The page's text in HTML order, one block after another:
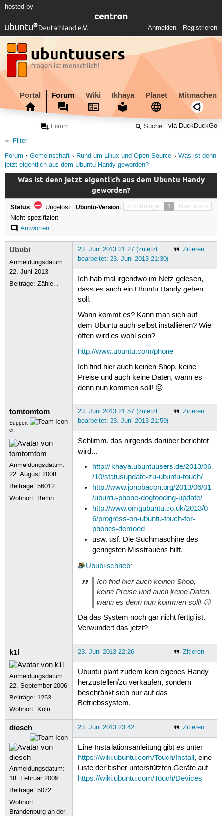
hosted by
Anmelden Registrieren
Portal Forum Wiki Ikhaya Planet Mitmachen
via DuckDuckGo
Filter
Forum
Gemeinschaft Rund um Linux und Open Source
Was ist denn
jetzt eigentlich aus dem Ubuntu Handy geworden?
Was ist denn jetzt eigentlich aus dem Ubuntu Handy
geworden?
« Vorherige 1 Nächste »
Status: Ungelöst | Ubuntu-Version:
Nicht spezifiziert
Antworten|
Ububi
Anmeldungsdatum:
22. Juni 2013
Beiträge:Zähle...
Zitieren
23. Juni 2013 21:27 (zuletzt
bearbeitet: 23. Juni 2013 21:30)
Ich hab mal irgendwo im Netz gelesen,
dass es auch ein Ubuntu Handy geben
soll.
Wann kommt es? Kann man sich auf
dem Ubuntu auch selbst installieren? Wie
offen wird es wohl sein?
http://www.ubuntu.com/phone
Ich find hier auch keinen Shop, keine
Preise und auch keine Daten, wann es
denn nun kommen soll! ☹
tomtomtom
Support
er
Anmeldungsdatum:
22. August 2008
Beiträge:56012
Wohnort: Berlin
Zitieren
23. Juni 2013 21:57 (zuletzt
bearbeitet: 23. Juni 2013 21:59)
Schlimm, das nirgends darüber berichtet
wird...
http://ikhaya.ubuntuusers.de/2013/06
/10/statusupdate-zu-ubuntu-touch/
http://www.jonobacon.org/2013/06/01
/ubuntu-phone-dogfooding-update/
http://www.omgubuntu.co.uk/2013/0
6/progress-on-ubuntu-touch-for-
phones-demoed
usw. usf. Die Suchmaschine des
geringsten Misstrauens hilft.
Ububi schrieb:
Ich find hier auch keinen Shop,
keine Preise und auch keine Daten,
wann es denn nun kommen soll! ☹
Da das System noch gar nicht fertig ist:
Verwundert das jetzt?
k1l
Anmeldungsdatum:
22. September 2006
Beiträge: 1253
Wohnort: Köln
Zitieren
23. Juni 2013 22:26
Ubuntu plant zudem kein eigenes Handy
herzustellen/zu verkaufen, sondern
beschränkt sich nur auf das
Betriebssystem.
diesch
Anmeldungsdatum:
18. Februar 2009
Beiträge:5072
Wohnort:
Brandenburg an der
Zitieren
23. Juni 2013 23:42
Eine Installationsanleitung gibt es unter
https://wiki.ubuntu.com/Touch/Install, eine
Liste der bisher unterstützten Geräte auf
https://wiki.ubuntu.com/Touch/Devices